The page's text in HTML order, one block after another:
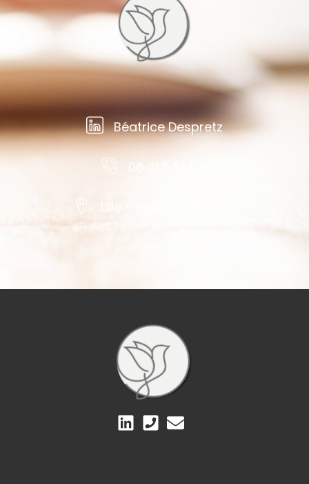
Béatrice Despretz
06 41 54 14 31
Lille - Hauts de France